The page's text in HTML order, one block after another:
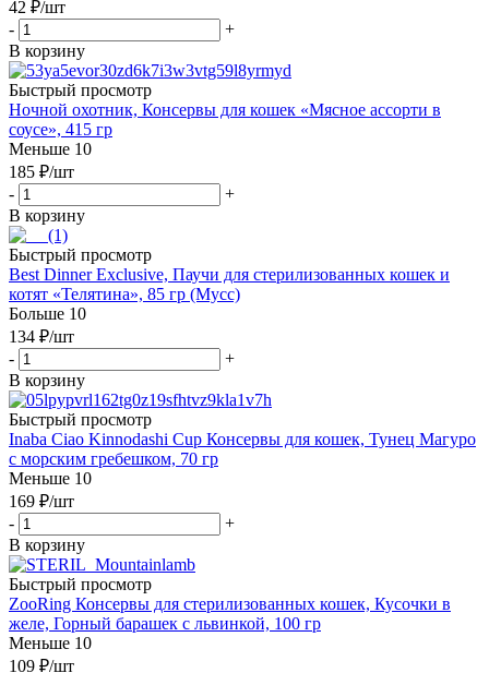
42 ₽/шт
-
+
В корзину
Быстрый просмотр
Ночной охотник, Консервы для кошек «Мясное ассорти в
соусе», 415 гр
Меньше 10
185 ₽/шт
-
+
В корзину
Быстрый просмотр
Best Dinner Exclusive, Паучи для стерилизованных кошек и
котят «Телятина», 85 гр (Мусс)
Больше 10
134 ₽/шт
-
+
В корзину
Быстрый просмотр
Inaba Ciao Kinnodashi Cup Консервы для кошек, Тунец Магуро
с морским гребешком, 70 гр
Меньше 10
169 ₽/шт
-
+
В корзину
Быстрый просмотр
ZooRing Консервы для стерилизованных кошек, Кусочки в
желе, Горный барашек с львинкой, 100 гр
Меньше 10
109 ₽/шт